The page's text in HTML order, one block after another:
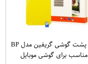
محافظ پشت گوشی گریفین مدل BP
GN pl مناسب برای گوشی موبایل